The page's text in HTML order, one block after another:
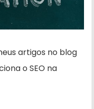
artigos no blog
o SEO na